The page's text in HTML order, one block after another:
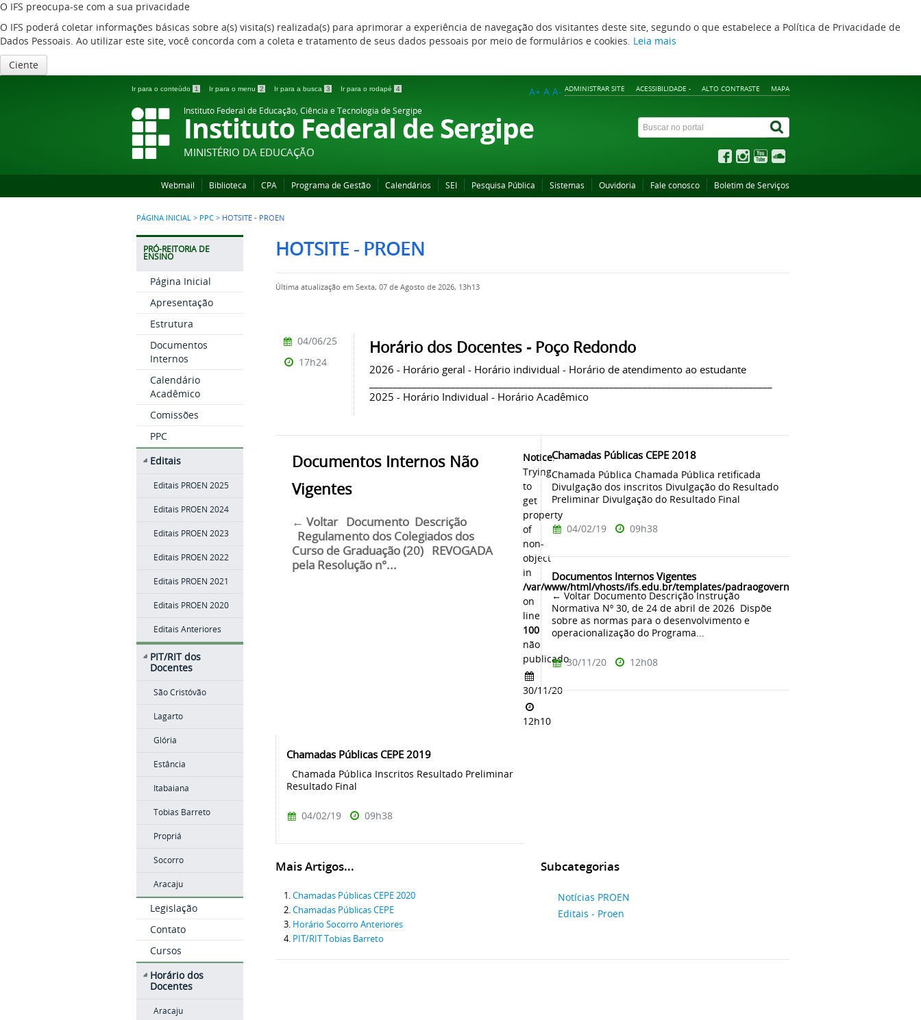
O IFS preocupa-se com a sua privacidade
O IFS poderá coletar informações básicas sobre a(s) visita(s) realizada(s) para aprimorar a experiência de navegação dos visitantes deste site, segundo o que estabelece a Política de Privacidade de
Dados Pessoais. Ao utilizar este site, você concorda com a coleta e tratamento de seus dados pessoais por meio de formulários e cookies. Leia mais
Ciente
Ir para o conteúdo 1 Ir para o menu 2 Ir para a busca 3 Ir para o rodapé 4 ADMINISTRAR SITE ACESSIBILIDADE - ALTO CONTRASTE MAPA
A+ A A-
Instituto Federal de Educação, Ciência e Tecnologia de Sergipe
Instituto Federal de Sergipe
MINISTÉRIO DA EDUCAÇÃO
Webmail Biblioteca CPA Programa de Gestão Calendários SEI Pesquisa Pública Sistemas Ouvidoria Fale conosco Boletim de Serviços
PÁGINA INICIAL > PPC > HOTSITE - PROEN
PRÓ-REITORIA DE
ENSINO
Página Inicial
Apresentação
Estrutura
Documentos
Internos
Calendário
Acadêmico
Comissões
PPC
Editais
Editais PROEN 2025
Editais PROEN 2024
Editais PROEN 2023
Editais PROEN 2022
Editais PROEN 2021
Editais PROEN 2020
Editais Anteriores
PIT/RIT dos
Docentes
São Cristóvão
Lagarto
Glória
Estância
Itabaiana
Tobias Barreto
Propriá
Socorro
Aracaju
Legislação
Contato
Cursos
Horário dos
Docentes
Aracaju
HOTSITE - PROEN
Última atualização em Sexta, 07 de Agosto de 2026, 13h13
Horário dos Docentes - Poço Redondo
2026 - Horário geral - Horário individual - Horário de atendimento ao estudante
2025 - Horário Individual - Horário Acadêmico
04/06/25
17h24
Documentos Internos Não
Vigentes
← Voltar Documento Descrição
Regulamento dos Colegiados dos
Curso de Graduação (20) REVOGADA
pela Resolução n°...
Notice:
Trying
to
get
property
of
non-
object
in
/var/www/html/vhosts/ifs.edu.br/templates/padraogoverno01/html/com_content/
on
line
100
não
publicado
30/11/20
12h10
Chamadas Públicas CEPE 2018
Chamada Pública Chamada Pública retificada
Divulgação dos inscritos Divulgação do Resultado
Preliminar Divulgação do Resultado Final
04/02/19 09h38
Documentos Internos Vigentes
← Voltar Documento Descrição Instrução
Normativa Nº 30, de 24 de abril de 2026 Dispõe
sobre as normas para o desenvolvimento e
operacionalização do Programa...
30/11/20 12h08
Chamadas Públicas CEPE 2019
Chamada Pública Inscritos Resultado Preliminar
Resultado Final
04/02/19 09h38
Mais Artigos...
Chamadas Públicas CEPE 2020
Chamadas Públicas CEPE
Horário Socorro Anteriores
PIT/RIT Tobias Barreto
Subcategorias
Notícias PROEN
Editais - Proen